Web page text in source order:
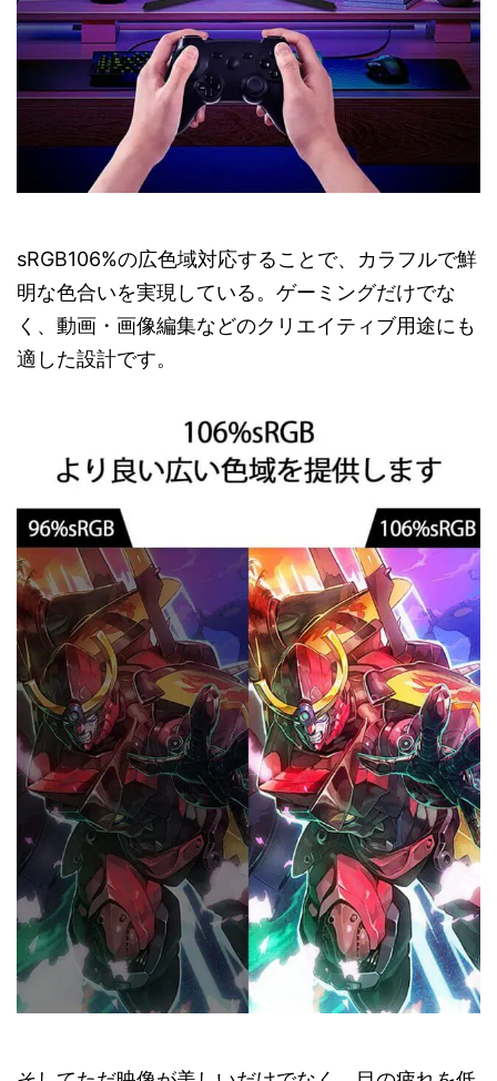
sRGB106%の広色域対応することで、カラフルで鮮
明な色合いを実現している。ゲーミングだけでな
く、動画・画像編集などのクリエイティブ用途にも
適した設計です。